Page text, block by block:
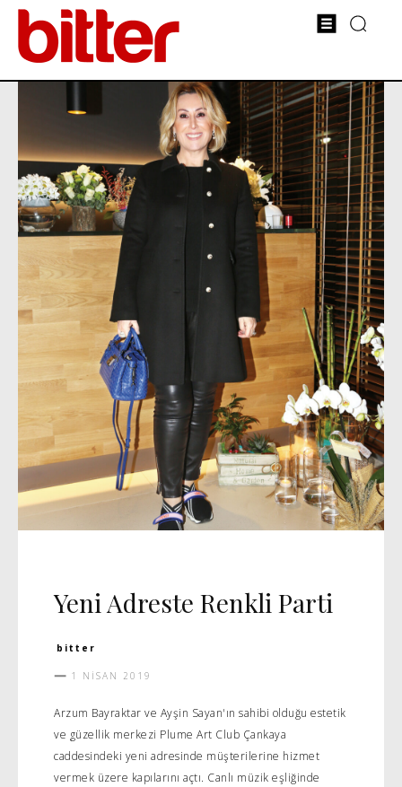
Yeni Adreste Renkli Parti
bitter
1 NISAN 2019
Arzum Bayraktar ve Ayşin Sayan'ın sahibi olduğu estetik
ve güzellik merkezi Plume Art Club Çankaya
caddesindeki yeni adresinde müşterilerine hizmet
vermek üzere kapılarını açtı. Canlı müzik eşliğinde